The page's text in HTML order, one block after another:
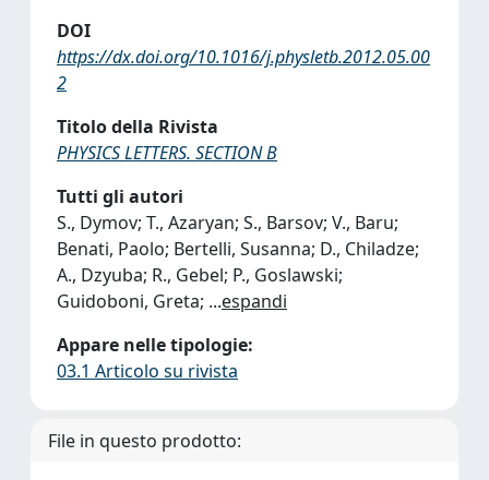
DOI
https://dx.doi.org/10.1016/j.physletb.2012.05.00
2
Titolo della Rivista
PHYSICS LETTERS. SECTION B
Tutti gli autori
S., Dymov; T., Azaryan; S., Barsov; V., Baru;
Benati, Paolo; Bertelli, Susanna; D., Chiladze;
A., Dzyuba; R., Gebel; P., Goslawski;
Guidoboni, Greta; ...espandi
Appare nelle tipologie:
03.1 Articolo su rivista
File in questo prodotto: